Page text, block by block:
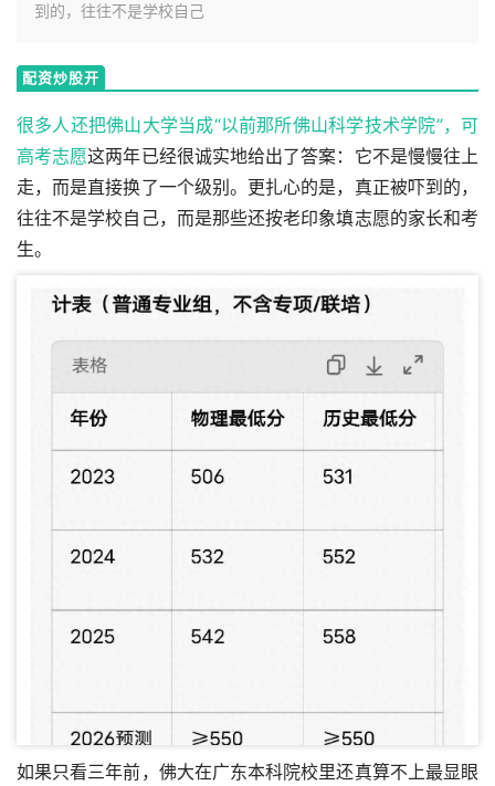
到的，往往不是学校自己
配资炒股开
很多人还把佛山大学当成“以前那所佛山科学技术学院”，可
高考志愿这两年已经很诚实地给出了答案：它不是慢慢往上
走，而是直接换了一个级别。更扎心的是，真正被吓到的，
往往不是学校自己，而是那些还按老印象填志愿的家长和考
生。
如果只看三年前，佛大在广东本科院校里还真算不上最显眼